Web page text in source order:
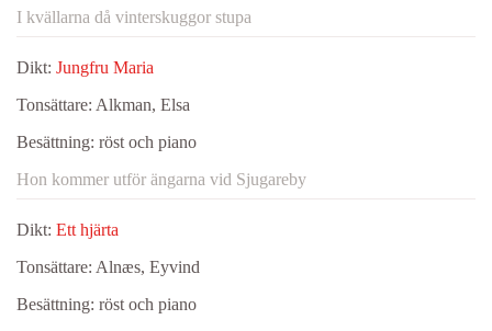
I kvällarna då vinterskuggor stupa
Dikt: Jungfru Maria
Tonsättare: Alkman, Elsa
Besättning: röst och piano
Hon kommer utför ängarna vid Sjugareby
Dikt: Ett hjärta
Tonsättare: Alnæs, Eyvind
Besättning: röst och piano